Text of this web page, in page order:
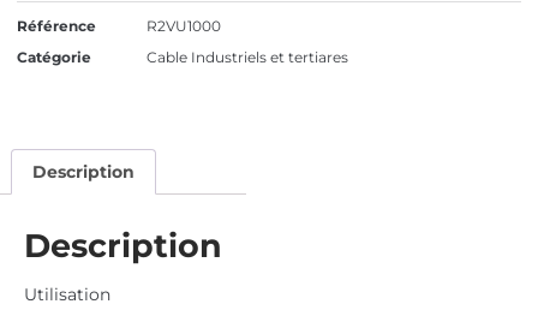
Référence
R2VU1000
Catégorie
Cable Industriels et tertiares
Description
Description
Utilisation